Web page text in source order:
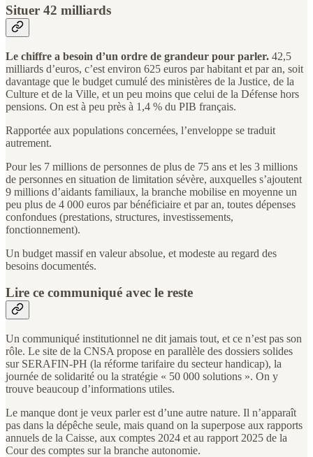
Situer 42 milliards
Le chiffre a besoin d’un ordre de grandeur pour parler. 42,5
milliards d’euros, c’est environ 625 euros par habitant et par an, soit
davantage que le budget cumulé des ministères de la Justice, de la
Culture et de la Ville, et un peu moins que celui de la Défense hors
pensions. On est à peu près à 1,4 % du PIB français.
Rapportée aux populations concernées, l’enveloppe se traduit
autrement.
Pour les 7 millions de personnes de plus de 75 ans et les 3 millions
de personnes en situation de limitation sévère, auxquelles s’ajoutent
9 millions d’aidants familiaux, la branche mobilise en moyenne un
peu plus de 4 000 euros par bénéficiaire et par an, toutes dépenses
confondues (prestations, structures, investissements,
fonctionnement).
Un budget massif en valeur absolue, et modeste au regard des
besoins documentés.
Lire ce communiqué avec le reste
Un communiqué institutionnel ne dit jamais tout, et ce n’est pas son
rôle. Le site de la CNSA propose en parallèle des dossiers solides
sur SERAFIN-PH (la réforme tarifaire du secteur handicap), la
journée de solidarité ou la stratégie « 50 000 solutions ». On y
trouve beaucoup d’informations utiles.
Le manque dont je veux parler est d’une autre nature. Il n’apparaît
pas dans la dépêche seule, mais quand on la superpose aux rapports
annuels de la Caisse, aux comptes 2024 et au rapport 2025 de la
Cour des comptes sur la branche autonomie.